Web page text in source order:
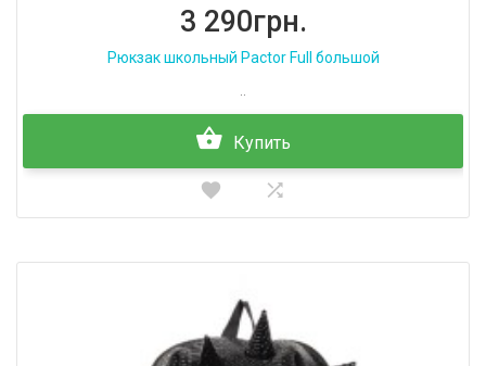
3 290грн.
Рюкзак школьный Pactor Full большой
..
Купить